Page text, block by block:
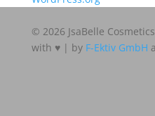
© 2026 JsaBelle
with ♥ | by F-Ektiv GmbH